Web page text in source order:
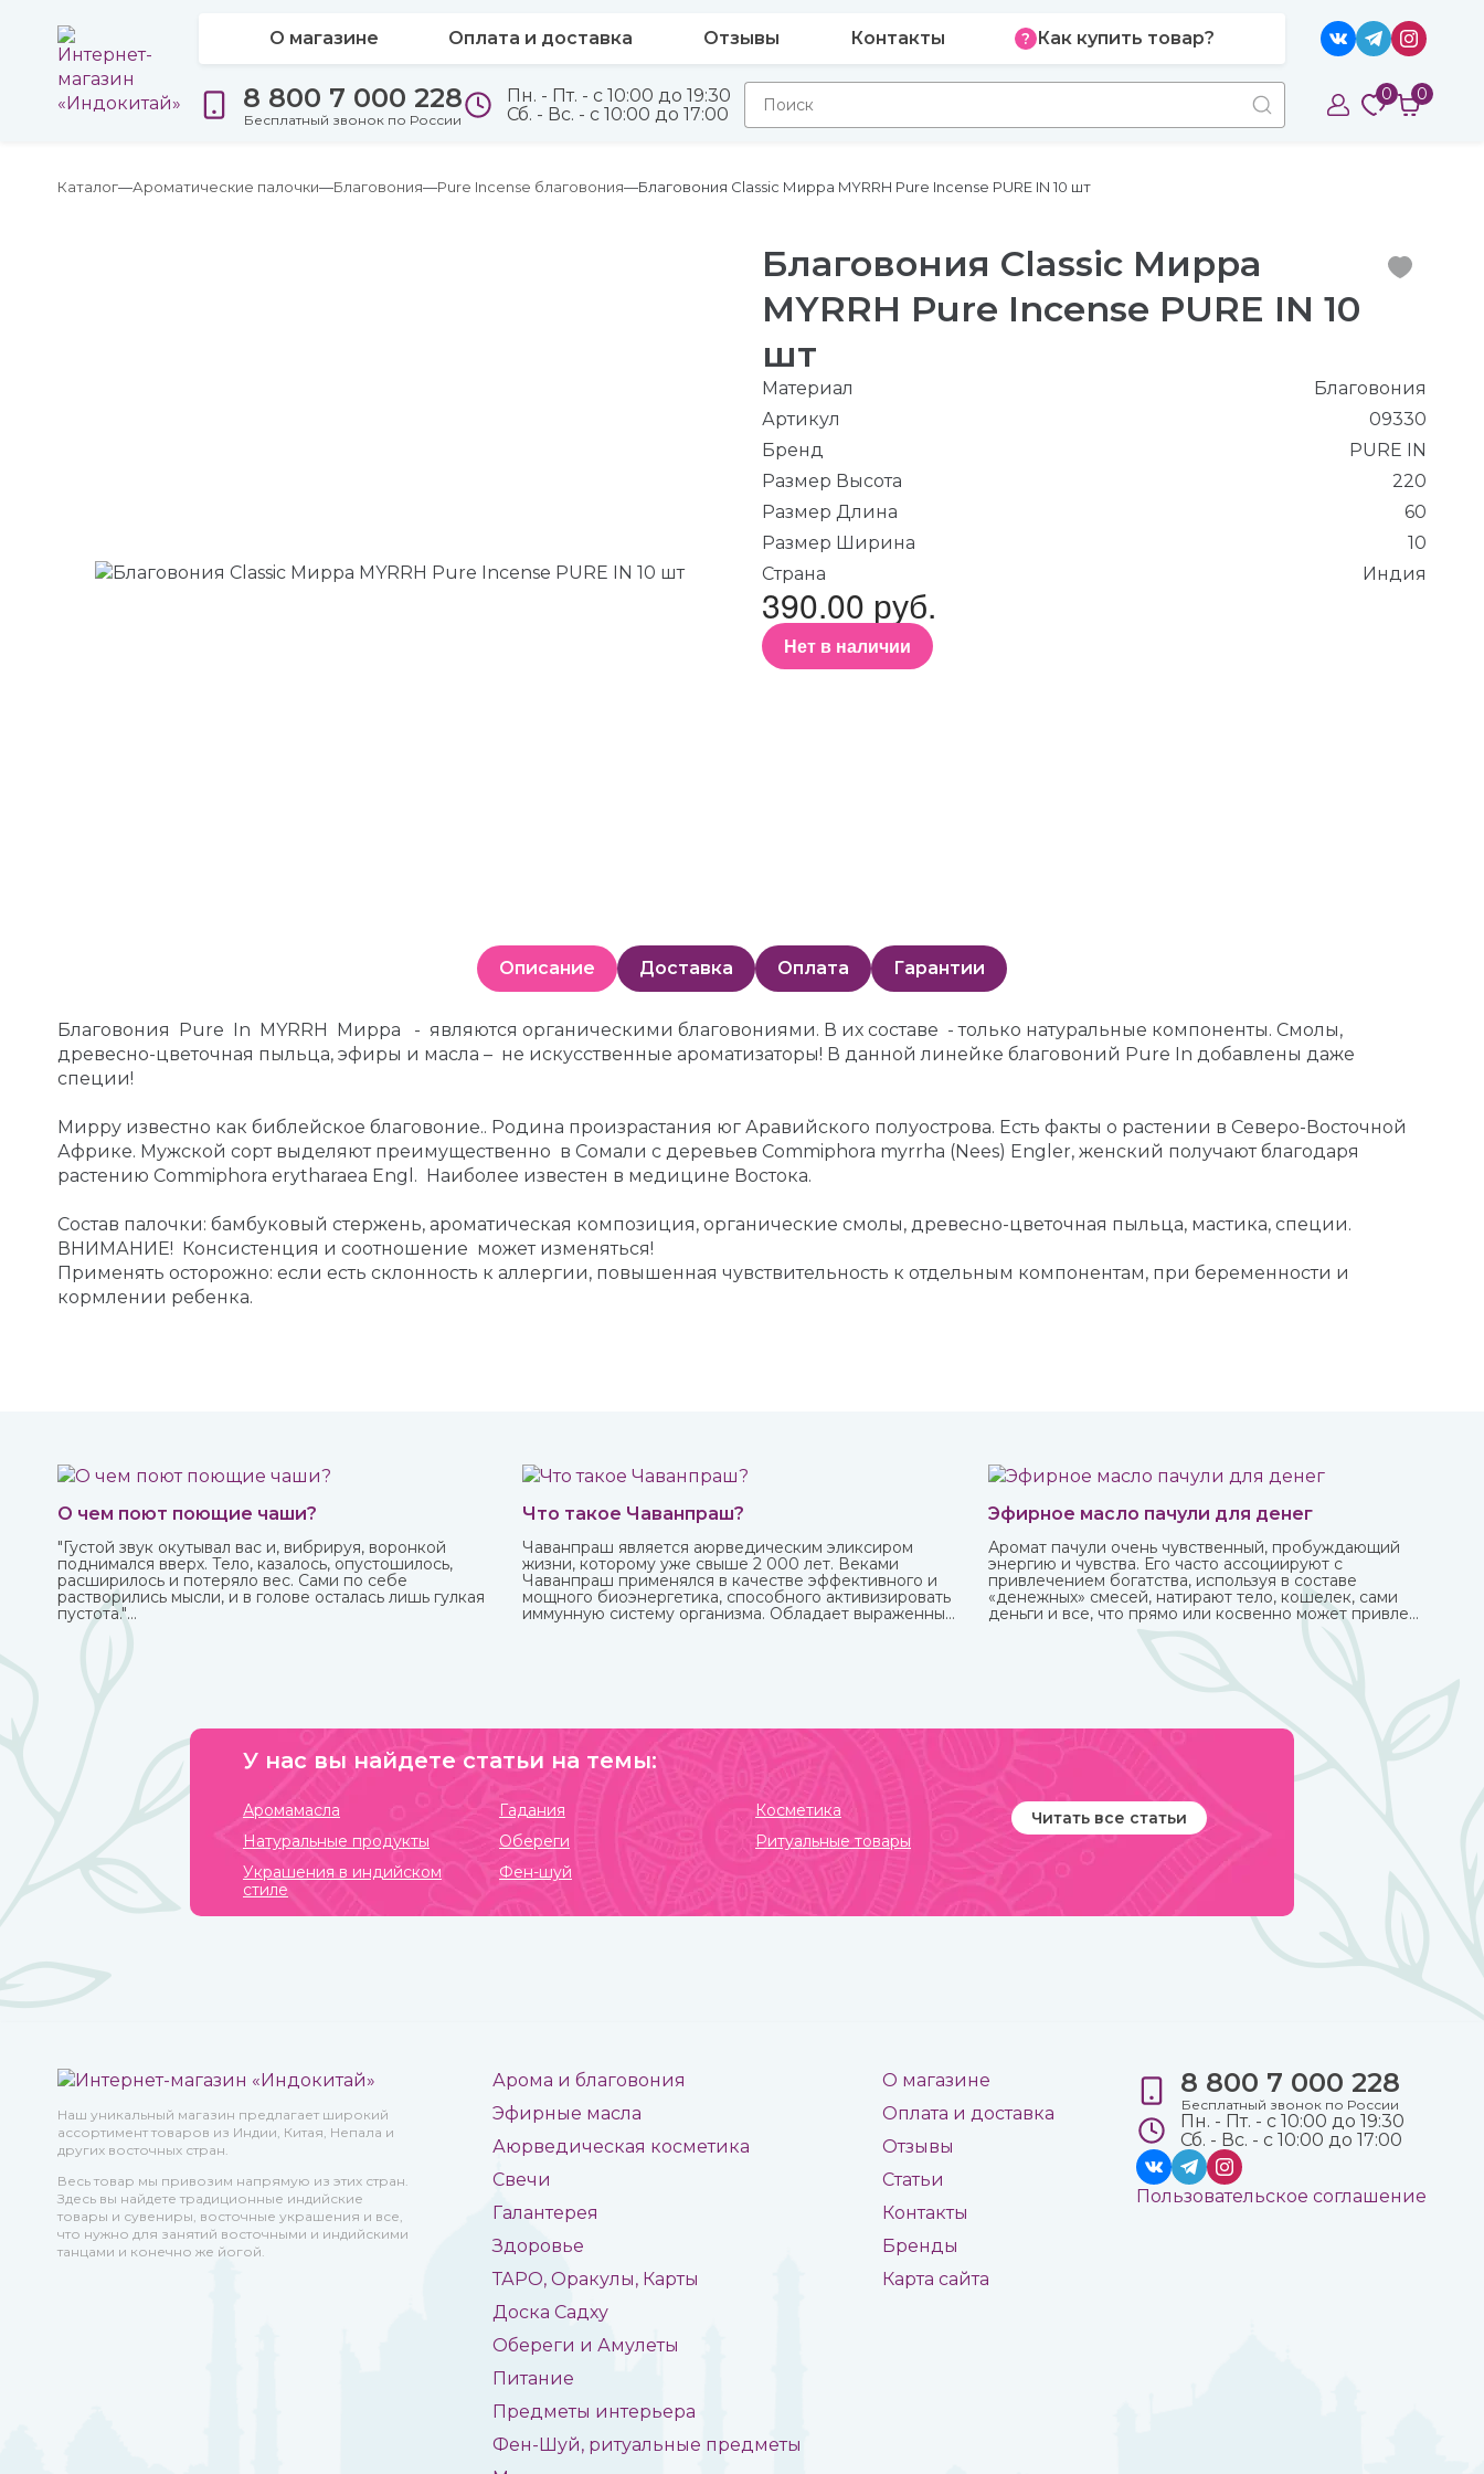
О магазине Оплата и доставка Отзывы Контакты Как купить товар?
8 800 7 000 228
Бесплатный звонок по России
Пн. - Пт. - с 10:00 до 19:30
Сб. - Вс. - с 10:00 до 17:00
0 0
Каталог Ароматические палочки Благовония Pure Incense благовония Благовония Classic Мирра MYRRH Pure Incense PURE IN 10 шт
Благовония Classic Мирра
MYRRH Pure Incense PURE IN 10
шт
Материал
Благовония
Артикул
09330
Бренд
PURE IN
Размер Высота
220
Размер Длина
60
Размер Ширина
10
Страна
Индия
390.00 руб.
Нет в наличии
Описание Доставка Оплата Гарантии
Благовония Pure In MYRRH Мирра - являются органическими благовониями. В их составе - только натуральные компоненты. Смолы,
древесно-цветочная пыльца, эфиры и масла – не искусственные ароматизаторы! В данной линейке благовоний Pure In добавлены даже
специи!
Мирру известно как библейское благовоние.. Родина произрастания юг Аравийского полуострова. Есть факты о растении в Северо-Восточной
Африке. Мужской сорт выделяют преимущественно в Сомали с деревьев Commiphora myrrha (Nees) Engler, женский получают благодаря
растению Commiphora erytharaea Engl. Наиболее известен в медицине Востока.
Состав палочки: бамбуковый стержень, ароматическая композиция, органические смолы, древесно-цветочная пыльца, мастика, специи.
ВНИМАНИЕ! Консистенция и соотношение может изменяться!
Применять осторожно: если есть склонность к аллергии, повышенная чувствительность к отдельным компонентам, при беременности и
кормлении ребенка.
О чем поют поющие чаши?
"Густой звук окутывал вас и, вибрируя, воронкой
поднимался вверх. Тело, казалось, опустошилось,
расширилось и потеряло вес. Сами по себе
растворились мысли, и в голове осталась лишь гулкая
пустота."
Это вы можете прочувствовать с тибетской поющей
чашей.
Что такое Чаванпраш?
Чаванпраш является аюрведическим эликсиром
жизни, которому уже свыше 2 000 лет. Веками
Чаванпраш применялся в качестве эффективного и
мощного биоэнергетика, способного активизировать
иммунную систему организма. Обладает выраженным
приема с пищей.
Эфирное масло пачули для денег
Аромат пачули очень чувственный, пробуждающий
энергию и чувства. Его часто ассоциируют с
привлечением богатства, используя в составе
«денежных» смесей, натирают тело, кошелек, сами
деньги и все, что прямо или косвенно может привлечь
У нас вы найдете статьи на темы:
Аромамасла Гадания
Косметика
Натуральные продукты
Обереги
Ритуальные товары
Украшения в индийском
стиле
Фен-шуй
Читать все статьи
Наш уникальный магазин предлагает широкий
ассортимент товаров из Индии, Китая, Непала и
других восточных стран.
Весь товар мы привозим напрямую из этих стран.
Здесь вы найдете традиционные индийские
товары и сувениры, восточные украшения и все,
что нужно для занятий восточными и индийскими
танцами и конечно же йогой.
Арома и благовония
Эфирные масла
Аюрведическая косметика
Свечи
Галантерея
Здоровье
ТАРО, Оракулы, Карты
Доска Садху
Обереги и Амулеты
Питание
Предметы интерьера
Фен-Шуй, ритуальные предметы
О магазине
Оплата и доставка
Отзывы
Статьи
Контакты
Бренды
Карта сайта
8 800 7 000 228
Бесплатный звонок по России
Пн. - Пт. - с 10:00 до 19:30
Сб. - Вс. - с 10:00 до 17:00
Пользовательское соглашение